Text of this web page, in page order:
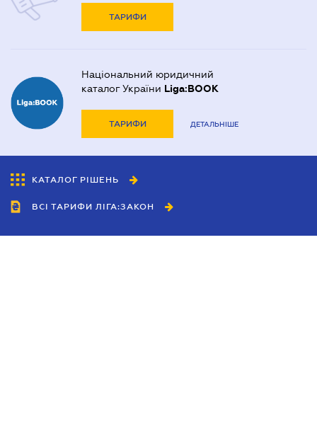
ТАРИФИ
Національний юридичний
каталог України Liga:BOOK
ТАРИФИ ДЕТАЛЬНІШЕ
КАТАЛОГ РІШЕНЬ
ВСІ ТАРИФИ ЛІГА:ЗАКОН